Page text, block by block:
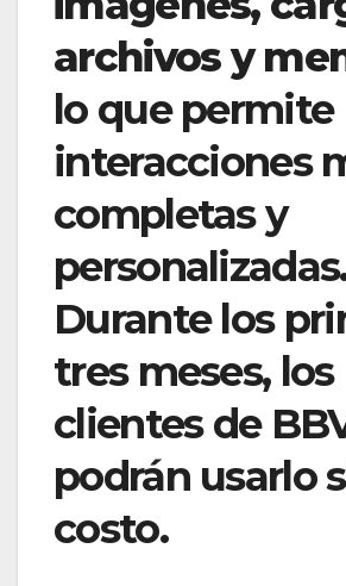
archivos y
lo que permite
interacciones
completas y
Durante los
tres meses, los
clientes de
podrán usarlo
costo.